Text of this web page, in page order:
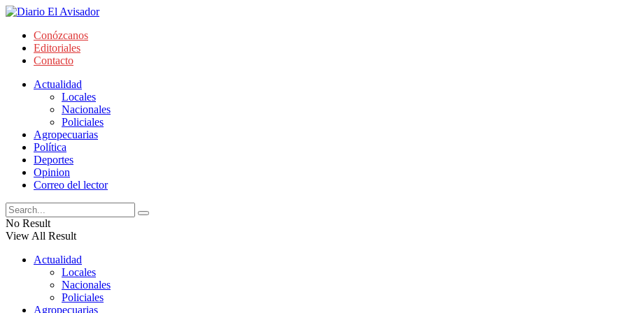
Conózcanos
Editoriales
Contacto
Actualidad
Locales
Nacionales
Policiales
Agropecuarias
Política
Deportes
Opinion
Correo del lector
No Result
View All Result
Actualidad
Locales
Nacionales
Policiales
Agropecuarias